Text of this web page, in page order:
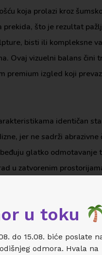
koja prolazi kroz
što je rezultat
bisti ili kompleksne
Ovaj vizuelni balans
premium izgled koji
identičan
jer ne sadrži
glatko
u zatvorenim
rezultate bez obzira na
prodavcima 3D
u toku
do 15.08. biće poslate
odmora. Hvala na